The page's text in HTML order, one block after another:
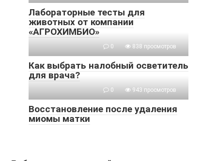
Лабораторные тесты для
животных от компании
«АГРОХИМБИО»
0 838 просмотров
Как выбрать налобный осветитель
для врача?
0 943 просмотров
Восстановление после удаления
миомы матки